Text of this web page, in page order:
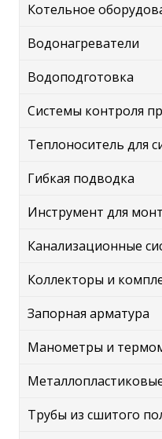
Котельное
Водонагреватели
Водоподготовка
Системы контроля
Теплоноситель для
Гибкая подводка
Инструмент для
Канализационные
Коллекторы и
Запорная арматура
Манометры и
Трубы из сшитого